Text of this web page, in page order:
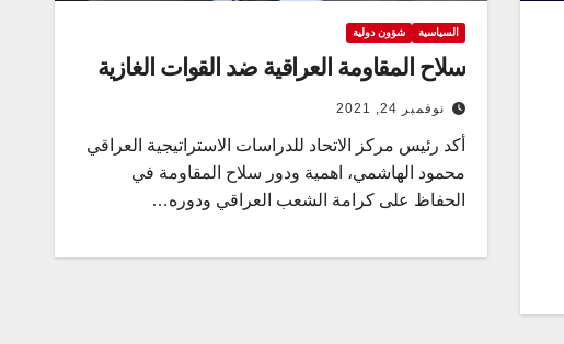
السياسية شؤون دولية
سلاح المقاومة العراقية ضد القوات الغازية
نوفمبر 24, 2021
أكد رئيس مركز الاتحاد للدراسات الاستراتيجية العراقي
محمود الهاشمي، اهمية ودور سلاح المقاومة في
الحفاظ على كرامة الشعب العراقي ودوره…